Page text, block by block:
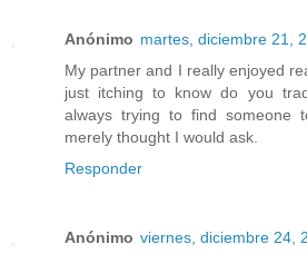
Anónimo martes, diciembre 21,
My partner and I really enjoyed
just itching to know do you
always trying to find someone
merely thought I would ask.
Responder
Anónimo viernes, diciembre 24,